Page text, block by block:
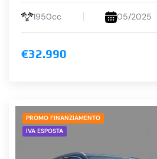
1950cc 05/2025
€32.990
PROMO FINANZIAMENTO
IVA ESPOSTA